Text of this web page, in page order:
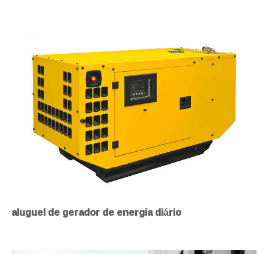
aluguel de gerador de energia diário